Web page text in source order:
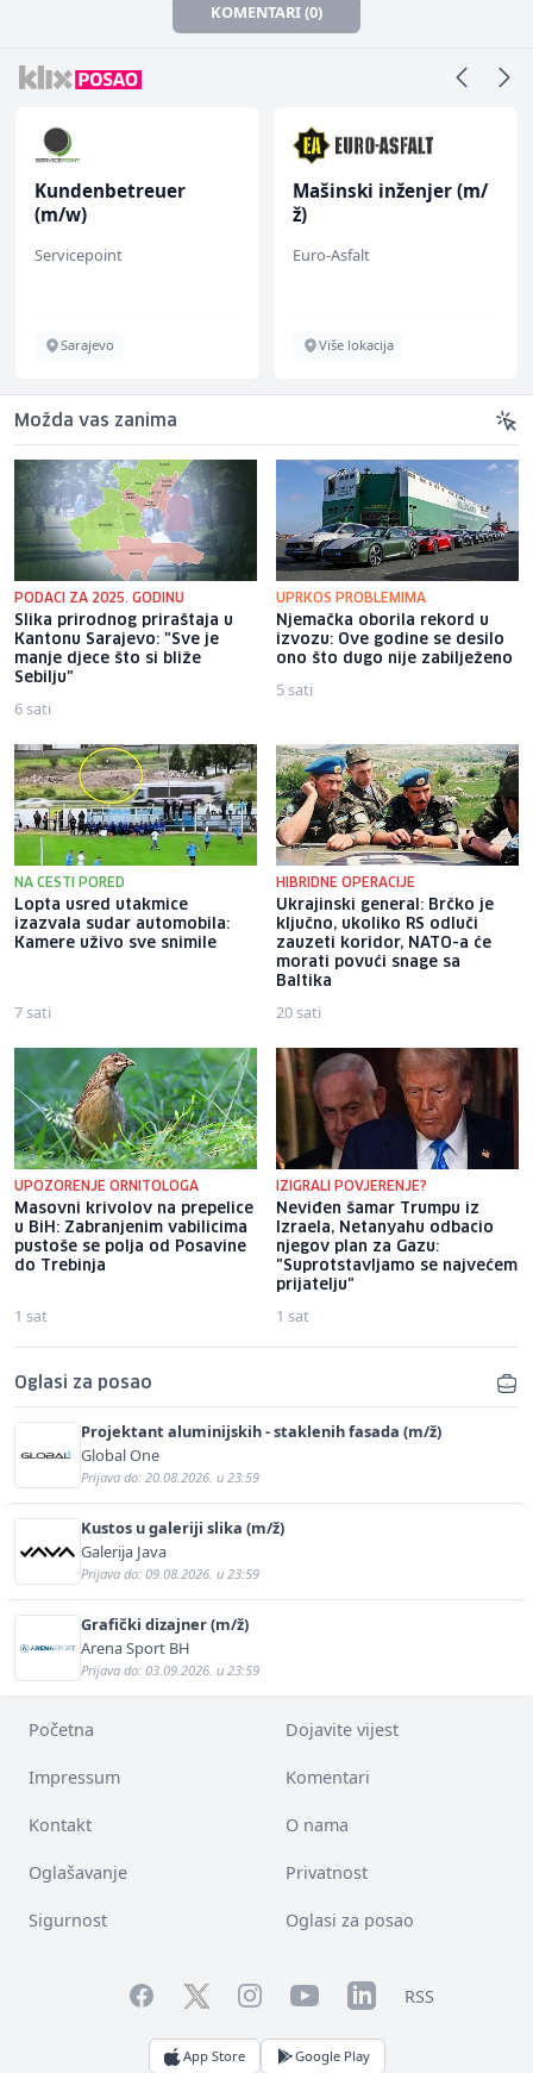
KOMENTARI (0)
Kundenbetreuer
(m/w)
Servicepoint
Sarajevo
Mašinski inženjer (m/
ž)
Euro-Asfalt
Više lokacija
Možda vas zanima
PODACI ZA 2025. GODINU
Slika prirodnog priraštaja u
Kantonu Sarajevo: "Sve je
manje djece što si bliže
Sebilju"
6 sati
UPRKOS PROBLEMIMA
Njemačka oborila rekord u
izvozu: Ove godine se desilo
ono što dugo nije zabilježeno
5 sati
NA CESTI PORED
Lopta usred utakmice
izazvala sudar automobila:
Kamere uživo sve snimile
7 sati
HIBRIDNE OPERACIJE
Ukrajinski general: Brčko je
ključno, ukoliko RS odluči
zauzeti koridor, NATO-a će
morati povući snage sa
Baltika
20 sati
UPOZORENJE ORNITOLOGA
Masovni krivolov na prepelice
u BiH: Zabranjenim vabilicima
pustoše se polja od Posavine
do Trebinja
1 sat
IZIGRALI POVJERENJE?
Neviđen šamar Trumpu iz
Izraela, Netanyahu odbacio
njegov plan za Gazu:
"Suprotstavljamo se najvećem
prijatelju"
1 sat
Oglasi za posao
Projektant aluminijskih - staklenih fasada (m/ž)
Global One
Prijava do: 20.08.2026. u 23:59
Kustos u galeriji slika (m/ž)
Galerija Java
Prijava do: 09.08.2026. u 23:59
Grafički dizajner (m/ž)
Arena Sport BH
Prijava do: 03.09.2026. u 23:59
Početna Dojavite vijest
Impressum Komentari
Kontakt O nama
Oglašavanje Privatnost
Sigurnost Oglasi za posao
FacebookTwitterInstagramYouTubeLinkedInRSS
App Store Google Play